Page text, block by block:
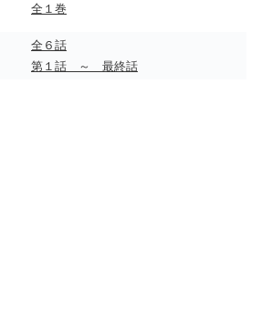
全１巻
全６話
第１話 ～ 最終話